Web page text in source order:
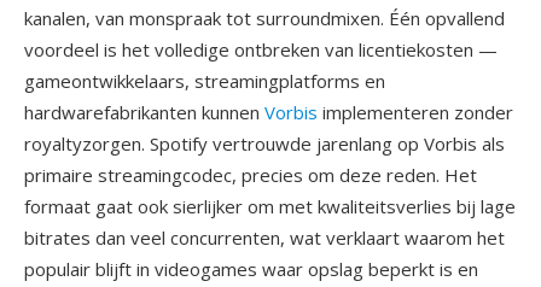
kanalen, van monspraak tot surroundmixen. Één opvallend
voordeel is het volledige ontbreken van licentiekosten —
gameontwikkelaars, streamingplatforms en
hardwarefabrikanten kunnen Vorbis implementeren zonder
royaltyzorgen. Spotify vertrouwde jarenlang op Vorbis als
primaire streamingcodec, precies om deze reden. Het
formaat gaat ook sierlijker om met kwaliteitsverlies bij lage
bitrates dan veel concurrenten, wat verklaart waarom het
populair blijft in videogames waar opslag beperkt is en